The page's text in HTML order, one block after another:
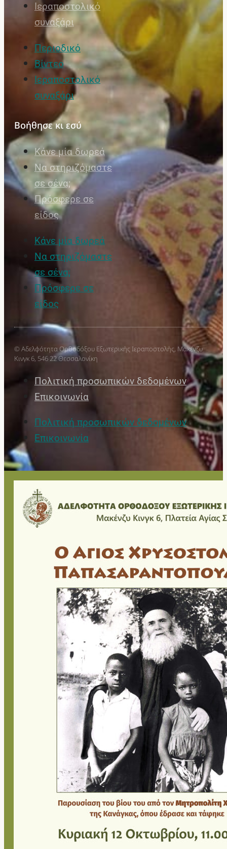
Ιεραποστολικό
συναξάρι
Περιοδικό
Βίντεο
Ιεραποστολικό
συναξάρι
Βοήθησε κι εσύ
Κάνε μία δωρεά
Να στηριζόμαστε
σε σένα;
Πρόσφερε σε
είδος
Κάνε μία δωρεά
Να στηριζόμαστε
σε σένα;
Πρόσφερε σε
είδος
© Αδελφότητα Ορθοδόξου Εξωτερικής Ιεραποστολής, Μακένζυ
Κινγκ 6, 546 22 Θεσσαλονίκη
Πολιτική προσωπικών δεδομένων
Επικοινωνία
Πολιτική προσωπικών δεδομένων
Επικοινωνία